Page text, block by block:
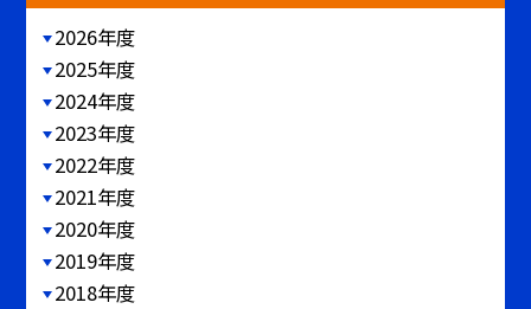
2026年度
2025年度
2024年度
2023年度
2022年度
2021年度
2020年度
2019年度
2018年度